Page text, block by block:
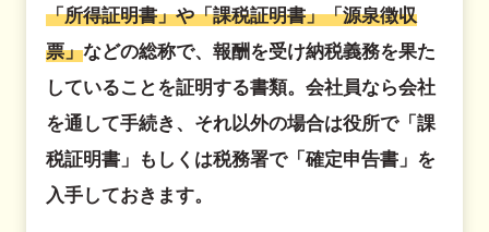
「所得証明書」や「課税証明書」「源泉徴収
票」などの総称で、報酬を受け納税義務を果た
していることを証明する書類。会社員なら会社
を通して手続き、それ以外の場合は役所で「課
税証明書」もしくは税務署で「確定申告書」を
入手しておきます。